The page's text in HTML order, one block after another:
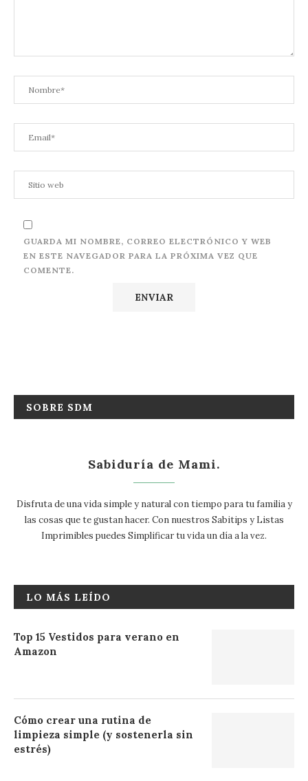
GUARDA MI NOMBRE, CORREO ELECTRÓNICO Y WEB
EN ESTE NAVEGADOR PARA LA PRÓXIMA VEZ QUE
COMENTE.
SOBRE SDM
Sabiduría de Mami.
Disfruta de una vida simple y natural con tiempo para tu familia y
las cosas que te gustan hacer. Con nuestros Sabitips y Listas
Imprimibles puedes Simplificar tu vida un día a la vez.
LO MÁS LEÍDO
Top 15 Vestidos para verano en
Amazon
Cómo crear una rutina de
limpieza simple (y sostenerla sin
estrés)